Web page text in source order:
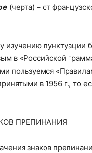
(черта) – от
изучению пунктуации
в «Российской
пользуемся
в 1956 г., то
ПРЕПИНАНИЯ
знаков